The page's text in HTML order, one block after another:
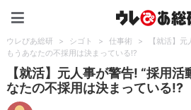
ウレぴあ総研 > シゴト > 仕事術 >
【就活】
もうあなたの不採用は決まっている!?
【就活】元人事が警告! “採用
なたの不採用は決まっている!?